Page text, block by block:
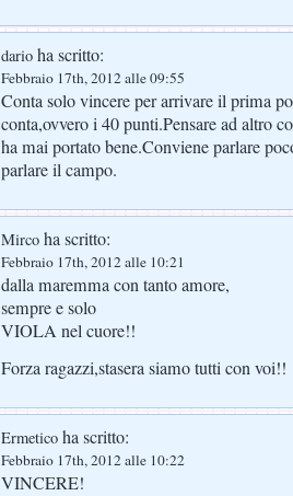
dario ha scritto:
Febbraio 17th, 2012 alle 09:55
Conta solo vincere per arrivare il prima
conta,ovvero i 40 punti.Pensare ad altro
ha mai portato bene.Conviene parlare
parlare il campo.
Mirco ha scritto:
Febbraio 17th, 2012 alle 10:21
dalla maremma con tanto amore,
sempre e solo
VIOLA nel cuore!!
Forza ragazzi,stasera siamo tutti con voi!!
Ermetico ha scritto:
Febbraio 17th, 2012 alle 10:22
VINCERE!